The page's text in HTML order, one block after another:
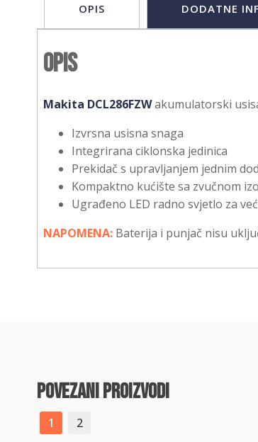
OPIS DODATNE
Opis
Makita DCL286FZWakumulatorski
Izvrsna usisna snaga
Integrirana ciklonska jedinica
Prekidač s upravljanjem jednim
Kompaktno kućište sa zvučnom
Ugrađeno LED radno svjetlo za
NAPOMENA: Baterija i punjač nisu
povezani proizvodi
1 2